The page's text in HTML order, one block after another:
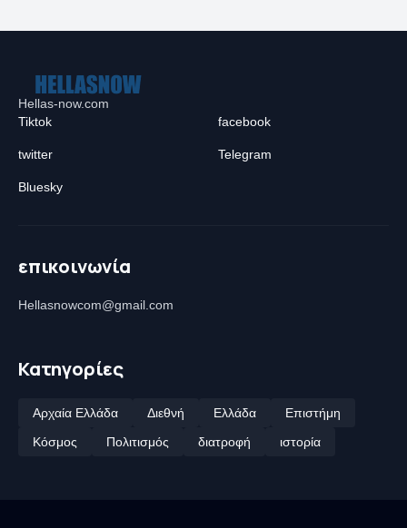
Hellas-now.com
Tiktok
facebook
twitter Telegram
Bluesky
επικοινωνία
Hellasnowcom@gmail.com
Κατηγορίες
Αρχαία Ελλάδα Διεθνή Ελλάδα
Επιστήμη
Κόσμος
Πολιτισμός διατροφή ιστορία